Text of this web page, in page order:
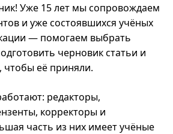
Уже 15 лет мы сопровождаем
и уже состоявшихся учёных
— помогаем выбрать
черновик статьи и
чтобы её приняли.
редакторы,
корректоры и
часть из них имеет учёные